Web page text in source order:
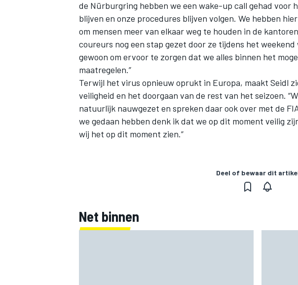
de Nürburgring hebben we een wake-up call gehad voor
blijven en onze procedures blijven volgen. We hebben
om mensen meer van elkaar weg te houden in de
coureurs nog een stap gezet door ze tijdens het
gewoon om ervoor te zorgen dat we alles binnen het
maatregelen.”
Terwijl het virus opnieuw oprukt in Europa, maakt Seidl
veiligheid en het doorgaan van de rest van het seizoen.
natuurlijk nauwgezet en spreken daar ook over met de
we gedaan hebben denk ik dat we op dit moment veilig
wij het op dit moment zien.”
Deel of bewaar dit
Net binnen